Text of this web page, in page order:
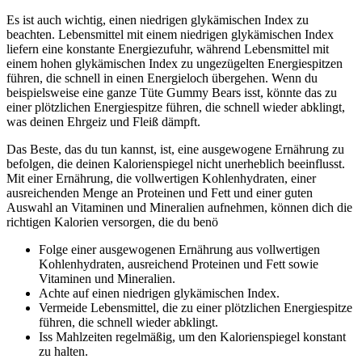
Es ist auch wichtig, einen niedrigen glykämischen Index zu
beachten. Lebensmittel mit einem niedrigen glykämischen Index
liefern eine konstante Energiezufuhr, während Lebensmittel mit
einem hohen glykämischen Index zu ungezügelten Energiespitzen
führen, die schnell in einen Energieloch übergehen. Wenn du
beispielsweise eine ganze Tüte Gummy Bears isst, könnte das zu
einer plötzlichen Energiespitze führen, die schnell wieder abklingt,
was deinen Ehrgeiz und Fleiß dämpft.
Das Beste, das du tun kannst, ist, eine ausgewogene Ernährung zu
befolgen, die deinen Kalorienspiegel nicht unerheblich beeinflusst.
Mit einer Ernährung, die vollwertigen Kohlenhydraten, einer
ausreichenden Menge an Proteinen und Fett und einer guten
Auswahl an Vitaminen und Mineralien aufnehmen, können dich die
richtigen Kalorien versorgen, die du benö
Folge einer ausgewogenen Ernährung aus vollwertigen
Kohlenhydraten, ausreichend Proteinen und Fett sowie
Vitaminen und Mineralien.
Achte auf einen niedrigen glykämischen Index.
Vermeide Lebensmittel, die zu einer plötzlichen Energiespitze
führen, die schnell wieder abklingt.
Iss Mahlzeiten regelmäßig, um den Kalorienspiegel konstant
zu halten.